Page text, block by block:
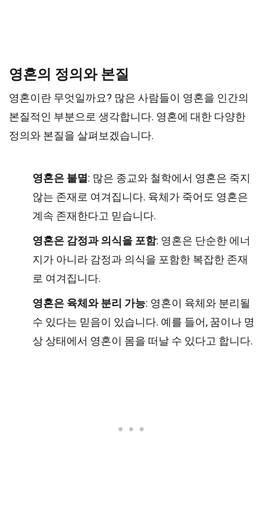
영혼의 정의와 본질
영혼이란 무엇일까요? 많은 사람들이 영혼을 인간의
본질적인 부분으로 생각합니다. 영혼에 대한 다양한
정의와 본질을 살펴보겠습니다.
영혼은 불멸 : 많은 종교와 철학에서 영혼은 죽지
않는 존재로 여겨집니다. 육체가 죽어도 영혼은
계속 존재한다고 믿습니다.
영혼은 감정과 의식을 포함: 영혼은 단순한 에너
지가 아니라 감정과 의식을 포함한 복잡한 존재
로 여겨집니다.
영혼은 육체와 분리 가능: 영혼이 육체와 분리될
수 있다는 믿음이 있습니다. 예를 들어, 꿈이나 명
상 상태에서 영혼이 몸을 떠날 수 있다고 합니다.